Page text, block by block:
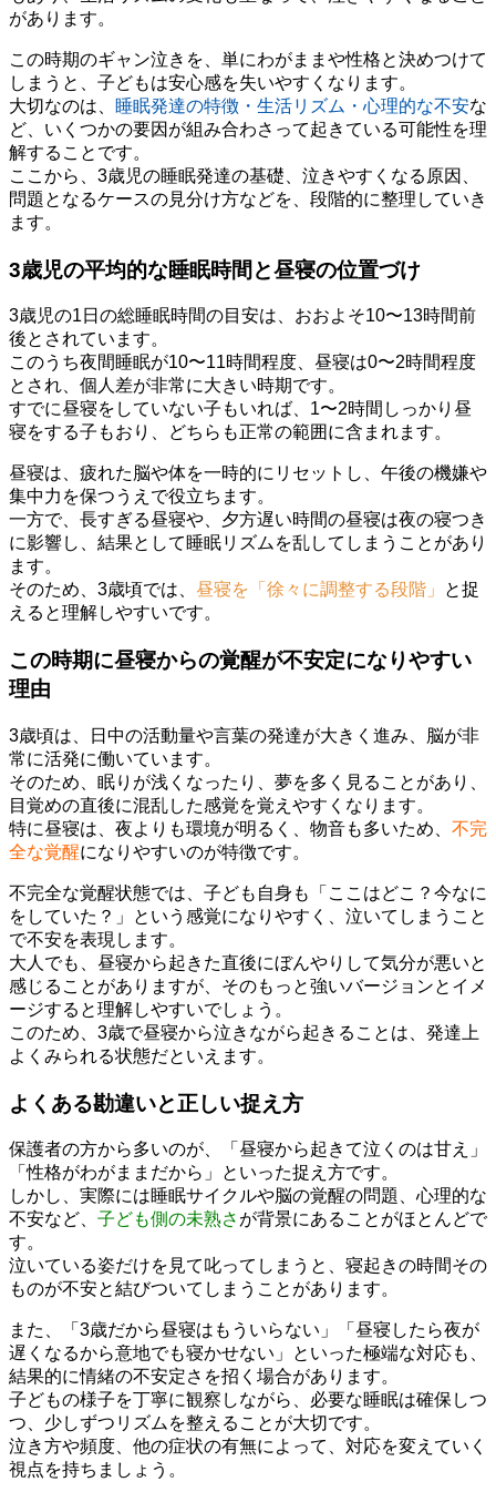
があります。
この時期のギャン泣きを、単にわがままや性格と決めつけて
しまうと、子どもは安心感を失いやすくなります。
大切なのは、 睡眠発達の特徴・生活リズム・心理的な不安な
ど、いくつかの要因が組み合わさって起きている可能性を理
解することです。
ここから、3歳児の睡眠発達の基礎、泣きやすくなる原因、
問題となるケースの見分け方などを、段階的に整理していき
ます。
3歳児の平均的な睡眠時間と昼寝の位置づけ
3歳児の1日の総睡眠時間の目安は、おおよそ10〜13時間前
後とされています。
このうち夜間睡眠が10〜11時間程度、昼寝は0〜2時間程度
とされ、個人差が非常に大きい時期です。
すでに昼寝をしていない子もいれば、1〜2時間しっかり昼
寝をする子もおり、どちらも正常の範囲に含まれます。
昼寝は、疲れた脳や体を一時的にリセットし、午後の機嫌や
集中力を保つうえで役立ちます。
一方で、長すぎる昼寝や、夕方遅い時間の昼寝は夜の寝つき
に影響し、結果として睡眠リズムを乱してしまうことがあり
ます。
そのため、3歳頃では、 昼寝を「徐々に調整する段階」
と捉
えると理解しやすいです。
この時期に昼寝からの覚醒が不安定になりやすい
理由
3歳頃は、日中の活動量や言葉の発達が大きく進み、脳が非
常に活発に働いています。
そのため、眠りが浅くなったり、夢を多く見ることがあり、
目覚めの直後に混乱した感覚を覚えやすくなります。
特に昼寝は、夜よりも環境が明るく、物音も多いため、 不完
全な覚醒になりやすいのが特徴です。
不完全な覚醒状態では、子ども自身も「ここはどこ？今なに
をしていた？」という感覚になりやすく、泣いてしまうこと
で不安を表現します。
大人でも、昼寝から起きた直後にぼんやりして気分が悪いと
感じることがありますが、そのもっと強いバージョンとイメ
ージすると理解しやすいでしょう。
このため、3歳で昼寝から泣きながら起きることは、発達上
よくみられる状態だといえます。
よくある勘違いと正しい捉え方
保護者の方から多いのが、「昼寝から起きて泣くのは甘え」
「性格がわがままだから」といった捉え方です。
しかし、実際には睡眠サイクルや脳の覚醒の問題、心理的な
不安など、 子ども側の未熟さ が背景にあることがほとんどで
す。
泣いている姿だけを見て叱ってしまうと、寝起きの時間その
ものが不安と結びついてしまうことがあります。
また、「3歳だから昼寝はもういらない」「昼寝したら夜が
遅くなるから意地でも寝かせない」といった極端な対応も、
結果的に情緒の不安定さを招く場合があります。
子どもの様子を丁寧に観察しながら、必要な睡眠は確保しつ
つ、少しずつリズムを整えることが大切です。
泣き方や頻度、他の症状の有無によって、対応を変えていく
視点を持ちましょう。